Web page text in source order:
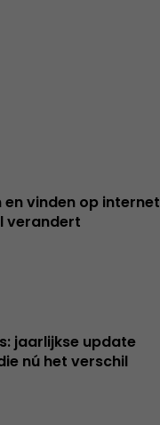
en vinden op internet
verandert
jaarlijkse update
nú het verschil